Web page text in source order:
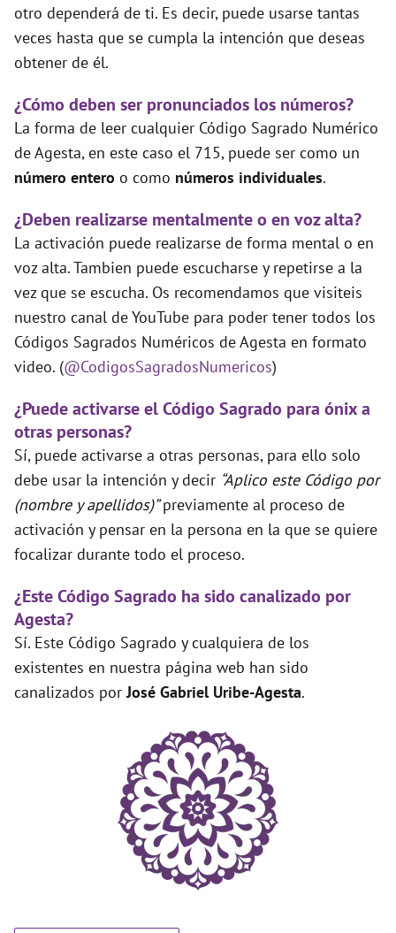
otro dependerá de ti. Es decir, puede usarse tantas
veces hasta que se cumpla la intención que deseas
obtener de él.
¿Cómo deben ser pronunciados los números?
La forma de leer cualquier Código Sagrado Numérico
de Agesta, en este caso el 715, puede ser como un
número entero o como números individuales.
¿Deben realizarse mentalmente o en voz alta?
La activación puede realizarse de forma mental o en
voz alta. Tambien puede escucharse y repetirse a la
vez que se escucha. Os recomendamos que visiteis
nuestro canal de YouTube para poder tener todos los
Códigos Sagrados Numéricos de Agesta en formato
video. (@CodigosSagradosNumericos)
¿Puede activarse el Código Sagrado para ónix a
otras personas?
Sí, puede activarse a otras personas, para ello solo
debe usar la intención y decir “Aplico este Código por
(nombre y apellidos)”previamente al proceso de
activación y pensar en la persona en la que se quiere
focalizar durante todo el proceso.
¿Este Código Sagrado ha sido canalizado por
Agesta?
Sí. Este Código Sagrado y cualquiera de los
existentes en nuestra página web han sido
canalizados porJosé Gabriel Uribe-Agesta.